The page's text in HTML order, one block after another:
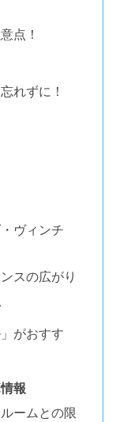
点！
れずに！
ヴィンチ
スの広がり
がおすす
報
ームとの限